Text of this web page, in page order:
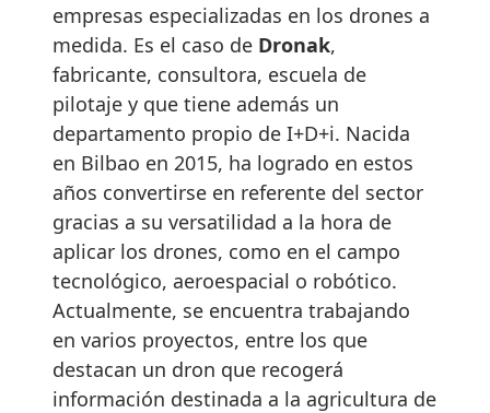
empresas especializadas en los drones a
medida. Es el caso de Dronak,
fabricante, consultora, escuela de
pilotaje y que tiene además un
departamento propio de I+D+i. Nacida
en Bilbao en 2015, ha logrado en estos
años convertirse en referente del sector
gracias a su versatilidad a la hora de
aplicar los drones, como en el campo
tecnológico, aeroespacial o robótico.
Actualmente, se encuentra trabajando
en varios proyectos, entre los que
destacan un dron que recogerá
información destinada a la agricultura de